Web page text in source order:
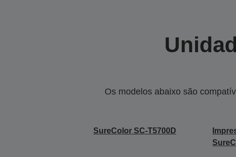
Os modelos abaixo são
SureColor SC-T5700D